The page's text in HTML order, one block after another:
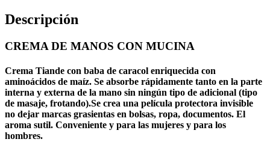
Descripción
CREMA DE MANOS CON MUCINA
Crema Tiande con baba de caracol enriquecida con
aminoácidos de maíz. Se absorbe rápidamente tanto en la parte
interna y externa de la mano sin ningún tipo de adicional (tipo
de masaje, frotando).Se crea una película protectora invisible
no dejar marcas grasientas en bolsas, ropa, documentos. El
aroma sutil. Conveniente y para las mujeres y para los
hombres.